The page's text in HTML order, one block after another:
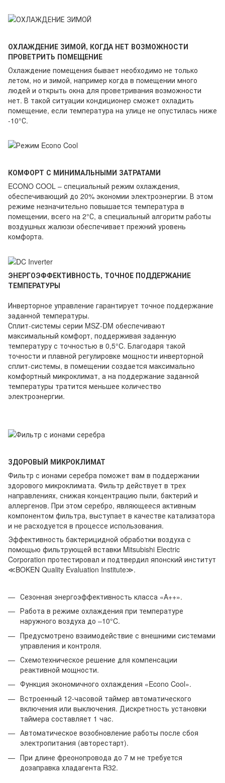
ОХЛАЖДЕНИЕ ЗИМОЙ, КОГДА НЕТ ВОЗМОЖНОСТИ
ПРОВЕТРИТЬ ПОМЕЩЕНИЕ
Охлаждение помещения бывает необходимо не только
летом, но и зимой, например когда в помещении много
людей и открыть окна для проветривания возможности
нет. В такой ситуации кондиционер сможет охладить
помещение, если температура на улице не опустилась ниже
-10°С.
КОМФОРТ С МИНИМАЛЬНЫМИ ЗАТРАТАМИ
ECONO COOL – специальный режим охлаждения,
обеспечивающий до 20% экономии электроэнергии. В этом
режиме незначительно повышается температура в
помещении, всего на 2°С, а специальный алгоритм работы
воздушных жалюзи обеспечивает прежний уровень
комфорта.
ЭНЕРГОЭФФЕКТИВНОСТЬ, ТОЧНОЕ ПОДДЕРЖАНИЕ
ТЕМПЕРАТУРЫ
Инверторное управление гарантирует точное поддержание
заданной температуры.
Сплит-системы серии MSZ-DM обеспечивают
максимальный комфорт, поддерживая заданную
температуру с точностью в 0,5°C. Благодаря такой
точности и плавной регулировке мощности инверторной
сплит-системы, в помещении создается максимально
комфортный микроклимат, а на поддержание заданной
температуры тратится меньшее количество
электроэнергии.
ЗДОРОВЫЙ МИКРОКЛИМАТ
Фильтр с ионами серебра поможет вам в поддержании
здорового микроклимата. Фильтр действует в трех
направлениях, снижая концентрацию пыли, бактерий и
аллергенов. При этом серебро, являющееся активным
компонентом фильтра, выступает в качестве катализатора
и не расходуется в процессе использования.
Эффективность бактерицидной обработки воздуха с
помощью фильтрующей вставки Mitsubishi Electric
Corporation протестировал и подтвердил японский институт
≪BOKEN Quality Evaluation Institute≫.
Сезонная энергоэффективность класса «А++».
Работа в режиме охлаждения при температуре
наружного воздуха до –10°C.
Предусмотрено взаимодействие с внешними системами
управления и контроля.
Схемотехническое решение для компенсации
реактивной мощности.
Функция экономичного охлаждения «Econo Cool».
Встроенный 12-часовой таймер автоматического
включения или выключения. Дискретность установки
таймера составляет 1 час.
Автоматическое возобновление работы после сбоя
электропитания (авторестарт).
При длине фреонопровода до 7 м не требуется
дозаправка хладагента R32.